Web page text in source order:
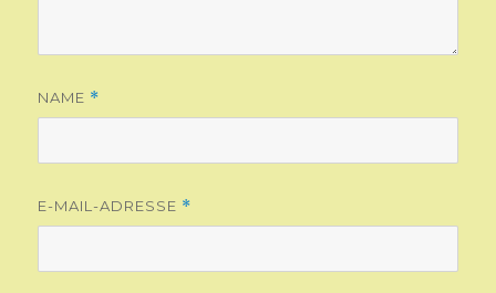
NAME *
E-MAIL-ADRESSE *